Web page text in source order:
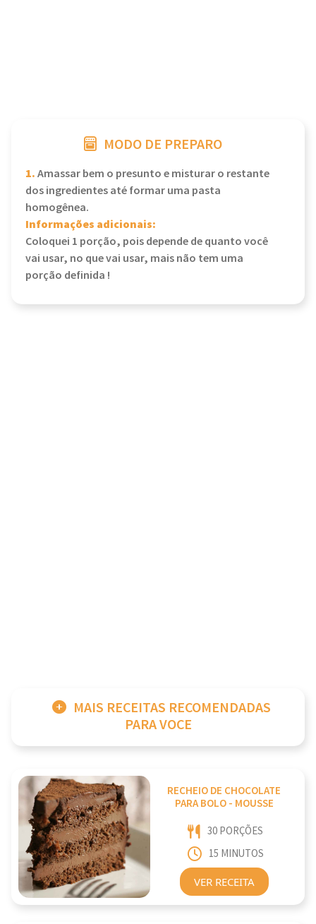
MODO DE PREPARO
1.Amassar bem o presunto e misturar o restante
dos ingredientes até formar uma pasta
homogênea.
Informações adicionais:
Coloquei 1 porção, pois depende de quanto você
vai usar, no que vai usar, mais não tem uma
porção definida !
MAIS RECEITAS RECOMENDADAS
PARA VOCE
RECHEIO DE CHOCOLATE
PARA BOLO - MOUSSE
30 PORÇÕES
15 MINUTOS
VER RECEITA